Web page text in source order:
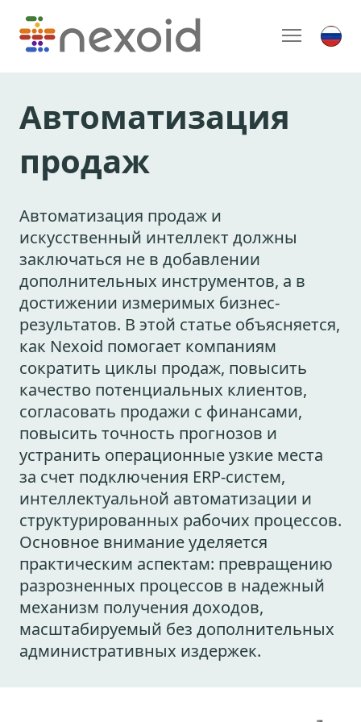
Автоматизация
продаж
Автоматизация продаж и
искусственный интеллект должны
заключаться не в добавлении
дополнительных инструментов, а в
достижении измеримых бизнес-
результатов. В этой статье объясняется,
как Nexoid помогает компаниям
сократить циклы продаж, повысить
качество потенциальных клиентов,
согласовать продажи с финансами,
повысить точность прогнозов и
устранить операционные узкие места
за счет подключения ERP-систем,
интеллектуальной автоматизации и
структурированных рабочих процессов.
Основное внимание уделяется
практическим аспектам: превращению
разрозненных процессов в надежный
механизм получения доходов,
масштабируемый без дополнительных
административных издержек.